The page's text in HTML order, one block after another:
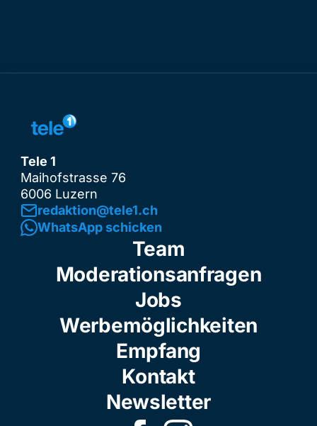
Tele 1
Maihofstrasse 76
6006 Luzern
redaktion@tele1.ch
WhatsApp schicken
Team
Moderationsanfragen
Jobs
Werbemöglichkeiten
Empfang
Kontakt
Newsletter